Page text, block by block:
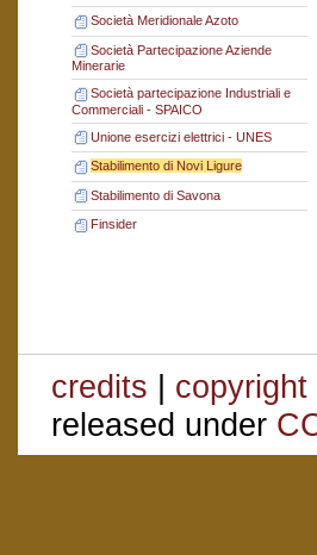
Società Meridionale Azoto
Società Partecipazione Aziende
Minerarie
Società partecipazione Industriali e
Commerciali - SPAICO
Unione esercizi elettrici - UNES
Stabilimento di Novi Ligure
Stabilimento di Savona
Finsider
credits | copyright
released under